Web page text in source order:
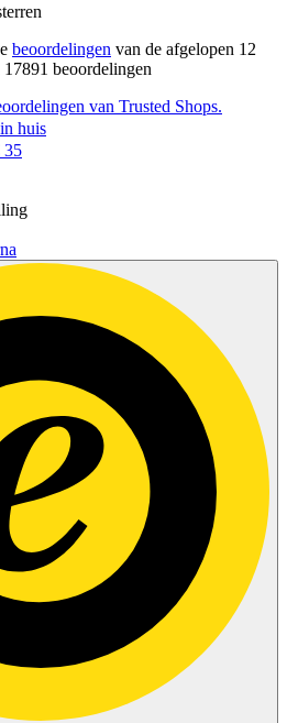
beoordelingen van de afgelopen 12
beoordelingen
van Trusted Shops.
huis
35